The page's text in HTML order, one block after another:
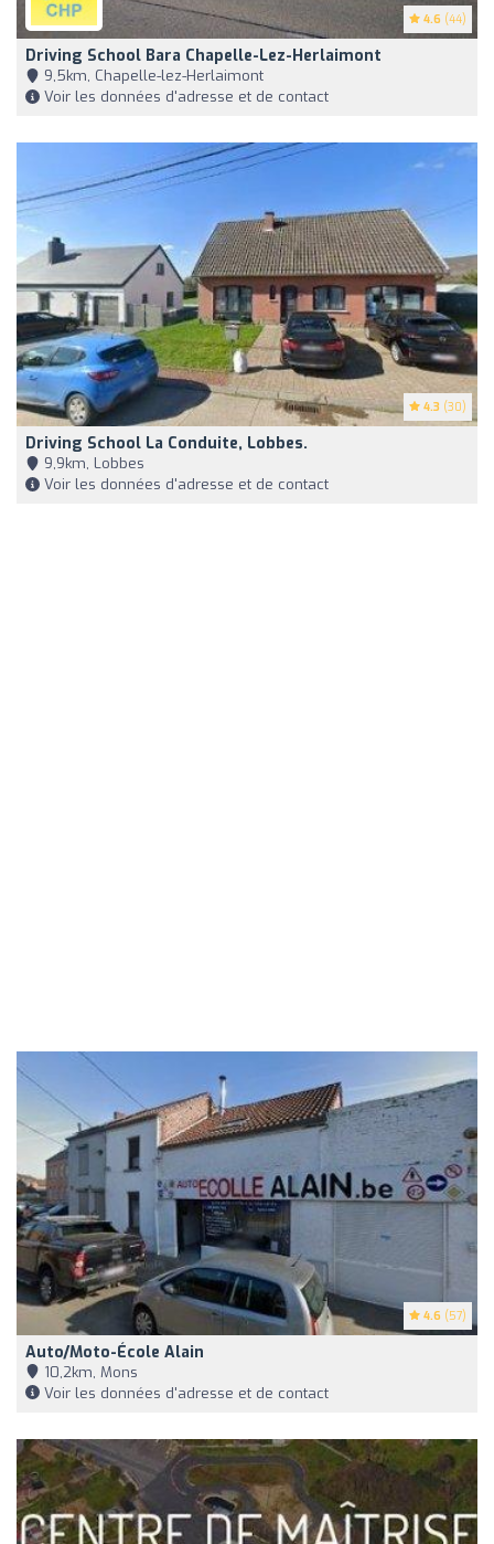
4.6 (44)
Driving School Bara Chapelle-Lez-Herlaimont
9,5km, Chapelle-lez-Herlaimont
Voir les données d'adresse et de contact
4.3 (30)
Driving School La Conduite, Lobbes.
9,9km, Lobbes
Voir les données d'adresse et de contact
4.6 (57)
Auto/Moto-École Alain
10,2km, Mons
Voir les données d'adresse et de contact